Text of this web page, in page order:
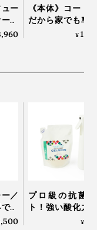
イクル素材の高密
います。
香りに、新鮮味の
ずしい柑橘系のブ
ー
ス
然で
《本体》コード
だから家でも車
使える、ネブラ
¥
／
愛
ロマ
プロ級の抗菌
ト！強い酸化力
菌・カビ・匂い
¥